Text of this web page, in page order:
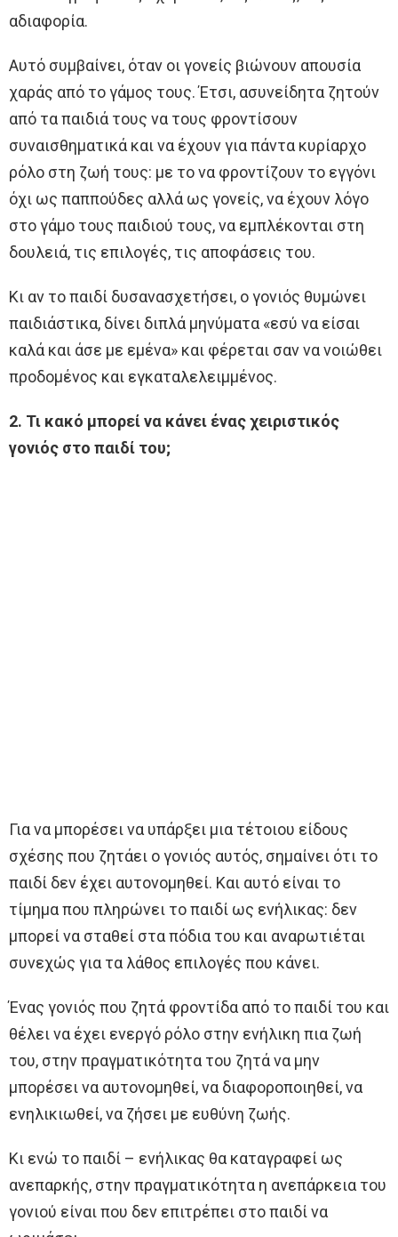
αδιαφορία.
Αυτό συμβαίνει, όταν οι γονείς βιώνουν απουσία
χαράς από το γάμος τους. Έτσι, ασυνείδητα ζητούν
από τα παιδιά τους να τους φροντίσουν
συναισθηματικά και να έχουν για πάντα κυρίαρχο
ρόλο στη ζωή τους: με το να φροντίζουν το εγγόνι
όχι ως παππούδες αλλά ως γονείς, να έχουν λόγο
στο γάμο τους παιδιού τους, να εμπλέκονται στη
δουλειά, τις επιλογές, τις αποφάσεις του.
Κι αν το παιδί δυσανασχετήσει, ο γονιός θυμώνει
παιδιάστικα, δίνει διπλά μηνύματα «εσύ να είσαι
καλά και άσε με εμένα» και φέρεται σαν να νοιώθει
προδομένος και εγκαταλελειμμένος.
2. Τι κακό μπορεί να κάνει ένας χειριστικός
γονιός στο παιδί του;
Για να μπορέσει να υπάρξει μια τέτοιου είδους
σχέσης που ζητάει ο γονιός αυτός, σημαίνει ότι το
παιδί δεν έχει αυτονομηθεί. Και αυτό είναι το
τίμημα που πληρώνει το παιδί ως ενήλικας: δεν
μπορεί να σταθεί στα πόδια του και αναρωτιέται
συνεχώς για τα λάθος επιλογές που κάνει.
Ένας γονιός που ζητά φροντίδα από το παιδί του και
θέλει να έχει ενεργό ρόλο στην ενήλικη πια ζωή
του, στην πραγματικότητα του ζητά να μην
μπορέσει να αυτονομηθεί, να διαφοροποιηθεί, να
ενηλικιωθεί, να ζήσει με ευθύνη ζωής.
Κι ενώ το παιδί – ενήλικας θα καταγραφεί ως
ανεπαρκής, στην πραγματικότητα η ανεπάρκεια του
γονιού είναι που δεν επιτρέπει στο παιδί να